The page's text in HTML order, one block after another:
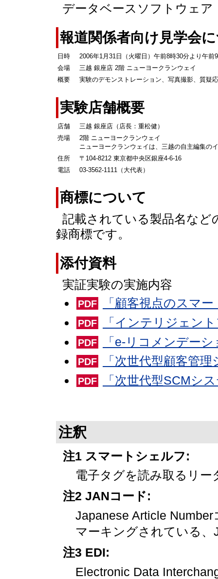
データベースソフトウェア
報道関係者向け見学会
日時
2006年1月31日（火曜日）午前8時30分より午前
会場
三越 銀座店 2階 ニューヨークランウェイ
概要
実験のデモンストレーション、写真撮影、質疑
実験店舗概要
店舗
三越 銀座店（店長：重松健）
売場
2階 ニューヨークランウェイ
ニューヨークランウェイは、三越の自主編集の
住所
〒104-8212 東京都中央区銀座4-6-16
電話
03-3562-1111（大代表）
商標について
記載されている製品名など
録商標です。
添付資料
実証実験の実施内容
PDF 「顧客視点のスマ
PDF 「インテリジェン
PDF 「e-リコメンデー
PDF 「次世代型顧客管
PDF 「次世代型SCMシ
注釈
注1 スマートシェルフ:
電子タグを読み取るリー
注2 JANコード:
Japanese Article
マーキングされている
注3 EDI:
Electronic Data